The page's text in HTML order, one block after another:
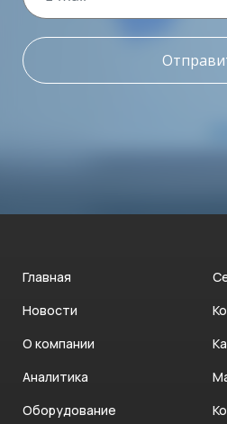
Главная
Новости
О компании
Аналитика
Оборудование